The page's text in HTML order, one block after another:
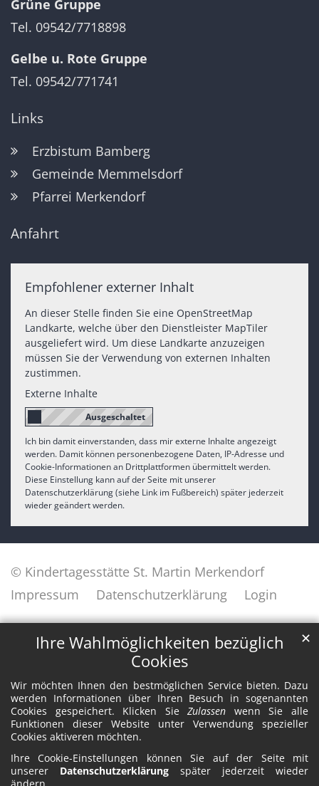
Ihre Wahlmöglichkeiten bezüglich
Cookies
Wir möchten Ihnen den bestmöglichen Service bieten. Dazu
werden Informationen über Ihren Besuch in sogenannten
Cookies gespeichert. Klicken SieZulassen wenn Sie alle
Funktionen dieser Website unter Verwendung spezieller
Cookies aktiveren möchten.
Ihre Cookie-Einstellungen können Sie auf der Seite mit
unserer Datenschutzerklärung später jederzeit wieder
✕
Grüne Gruppe
Tel. 09542/7718898
Gelbe u. Rote Gruppe
Tel. 09542/771741
Links
Erzbistum Bamberg
Gemeinde Memmelsdorf
Pfarrei Merkendorf
Anfahrt
Empfohlener externer Inhalt
An dieser Stelle finden Sie eine OpenStreetMap
Landkarte, welche über den Dienstleister MapTiler
ausgeliefert wird. Um diese Landkarte anzuzeigen
müssen Sie der Verwendung von externen Inhalten
zustimmen.
Externe Inhalte
Ich bin damit einverstanden, dass mir externe Inhalte angezeigt
werden. Damit können personenbezogene Daten, IP-Adresse und
Cookie-Informationen an Drittplattformen übermittelt werden.
Diese Einstellung kann auf der Seite mit unserer
Datenschutzerklärung (siehe Link im Fußbereich) später jederzeit
wieder geändert werden.
© Kindertagesstätte St. Martin Merkendorf
Impressum
Datenschutzerklärung Login